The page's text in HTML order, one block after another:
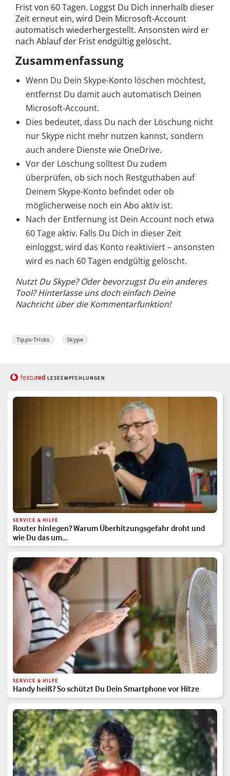
Frist von 60 Tagen. Loggst Du Dich innerhalb dieser
Zeit erneut ein, wird Dein Microsoft-Account
automatisch wiederhergestellt. Ansonsten wird er
nach Ablauf der Frist endgültig gelöscht.
Zusammenfassung
Wenn Du Dein Skype-Konto löschen möchtest,
entfernst Du damit auch automatisch Deinen
Microsoft-Account.
Dies bedeutet, dass Du nach der Löschung nicht
nur Skype nicht mehr nutzen kannst, sondern
auch andere Dienste wie OneDrive.
Vor der Löschung solltest Du zudem
überprüfen, ob sich noch Restguthaben auf
Deinem Skype-Konto befindet oder ob
möglicherweise noch ein Abo aktiv ist.
Nach der Entfernung ist Dein Account noch etwa
60 Tage aktiv. Falls Du Dich in dieser Zeit
einloggst, wird das Konto reaktiviert – ansonsten
wird es nach 60 Tagen endgültig gelöscht.
Nutzt Du Skype? Oder bevorzugst Du ein anderes
Tool? Hinterlasse uns doch einfach Deine
Nachricht über die Kommentarfunktion!
Tipps-Tricks Skype
featured LESEEMPFEHLUNGEN
SERVICE & HILFE
Router hinlegen? Warum Überhitzungsgefahr droht und
wie Du das um…
SERVICE & HILFE
Handy heiß? So schützt Du Dein Smartphone vor Hitze